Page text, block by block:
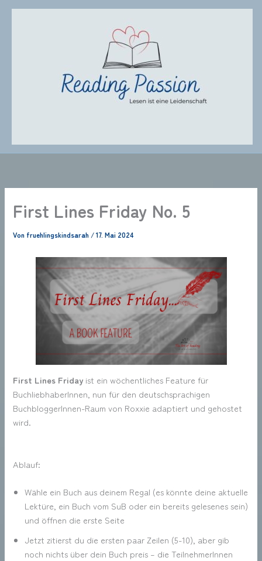
Zum
First Lines Friday No. 5
Von fruehlingskindsarah /17. Mai 2024
First Lines Friday ist ein wöchentliches Feature für
BuchliebhaberInnen, nun für den deutschsprachigen
BuchbloggerInnen-Raum von Roxxie adaptiert und gehostet
wird.
Ablauf:
Wähle ein Buch aus deinem Regal (es könnte deine aktuelle
Lektüre, ein Buch vom SuB oder ein bereits gelesenes sein)
und öffnen die erste Seite
Jetzt zitierst du die ersten paar Zeilen (5-10), aber gib
noch nichts über dein Buch preis – die TeilnehmerInnen